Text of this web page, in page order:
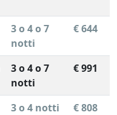
3 o 4 o 7
notti
€ 644
3 o 4 o 7
notti
€ 991
3 o 4 notti € 808